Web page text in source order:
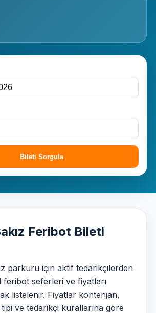
Bileti Sorgula
Feribot Bileti
parkuru için aktif tedarikçilerden
feribot seferleri ve fiyatları
listelenir. Fiyatlar kontenjan,
ve tedarikçi kurallarına göre